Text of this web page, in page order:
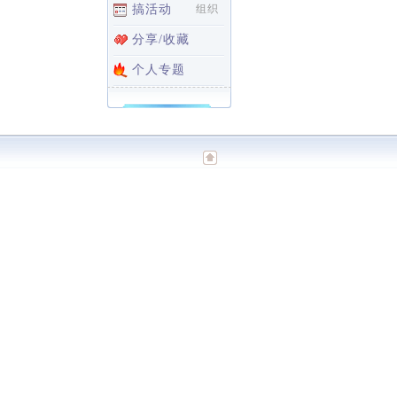
搞活动 组织
分享/收藏
个人专题